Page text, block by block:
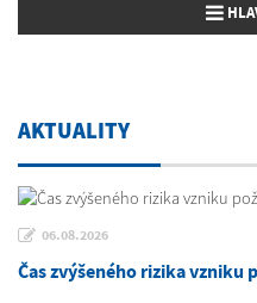
Toggle
AKTUALITY
06.08.2026
Čas zvýšeného rizika vzniku